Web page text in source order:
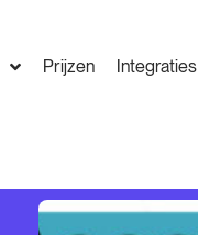
Prijzen Integraties